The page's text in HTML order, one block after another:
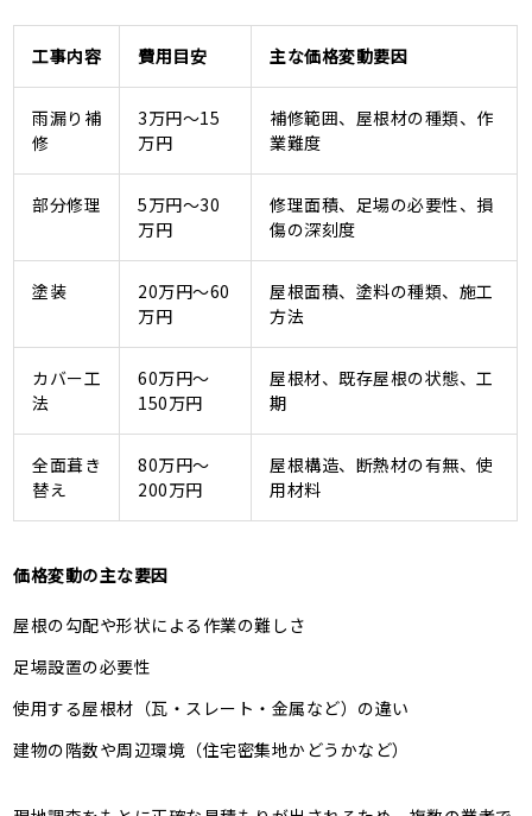
工事内容 費用目安 主な価格変動要因
雨漏り補
修
3万円～15
万円
補修範囲、屋根材の種類、作
業難度
部分修理
5万円～30
万円
修理面積、足場の必要性、損
傷の深刻度
塗装
20万円～60
万円
屋根面積、塗料の種類、施工
方法
カバー工
法
60万円～
150万円
屋根材、既存屋根の状態、工
期
全面葺き
替え
80万円～
200万円
屋根構造、断熱材の有無、使
用材料
価格変動の主な要因
屋根の勾配や形状による作業の難しさ
足場設置の必要性
使用する屋根材（瓦・スレート・金属など）の違い
建物の階数や周辺環境（住宅密集地かどうかなど）